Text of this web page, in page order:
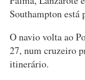
Southampton está
O navio volta ao
27, num cruzeiro
itinerário.